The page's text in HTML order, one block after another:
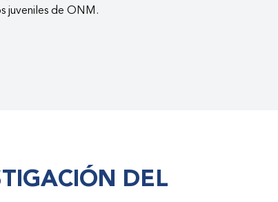
juveniles de ONM.
DEL